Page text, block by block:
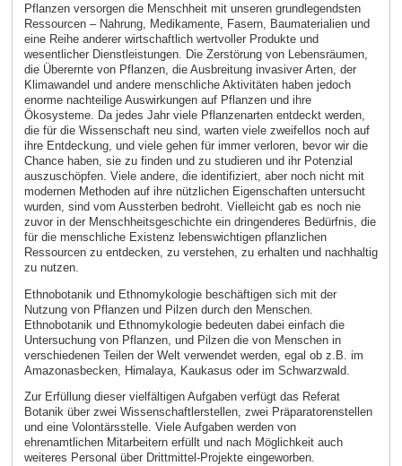
Pflanzen versorgen die Menschheit mit unseren grundlegendsten
Ressourcen – Nahrung, Medikamente, Fasern, Baumaterialien und
eine Reihe anderer wirtschaftlich wertvoller Produkte und
wesentlicher Dienstleistungen. Die Zerstörung von Lebensräumen,
die Überernte von Pflanzen, die Ausbreitung invasiver Arten, der
Klimawandel und andere menschliche Aktivitäten haben jedoch
enorme nachteilige Auswirkungen auf Pflanzen und ihre
Ökosysteme. Da jedes Jahr viele Pflanzenarten entdeckt werden,
die für die Wissenschaft neu sind, warten viele zweifellos noch auf
ihre Entdeckung, und viele gehen für immer verloren, bevor wir die
Chance haben, sie zu finden und zu studieren und ihr Potenzial
auszuschöpfen. Viele andere, die identifiziert, aber noch nicht mit
modernen Methoden auf ihre nützlichen Eigenschaften untersucht
wurden, sind vom Aussterben bedroht. Vielleicht gab es noch nie
zuvor in der Menschheitsgeschichte ein dringenderes Bedürfnis, die
für die menschliche Existenz lebenswichtigen pflanzlichen
Ressourcen zu entdecken, zu verstehen, zu erhalten und nachhaltig
zu nutzen.
Ethnobotanik und Ethnomykologie beschäftigen sich mit der
Nutzung von Pflanzen und Pilzen durch den Menschen.
Ethnobotanik und Ethnomykologie bedeuten dabei einfach die
Untersuchung von Pflanzen, und Pilzen die von Menschen in
verschiedenen Teilen der Welt verwendet werden, egal ob z.B. im
Amazonasbecken, Himalaya, Kaukasus oder im Schwarzwald.
Zur Erfüllung dieser vielfältigen Aufgaben verfügt das Referat
Botanik über zwei Wissenschaftlerstellen, zwei Präparatorenstellen
und eine Volontärsstelle. Viele Aufgaben werden von
ehrenamtlichen Mitarbeitern erfüllt und nach Möglichkeit auch
weiteres Personal über Drittmittel-Projekte eingeworben.